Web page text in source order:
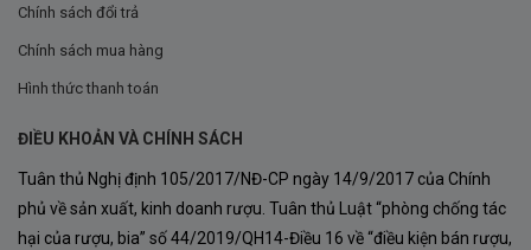
Cuối cùng, rượu được
Kết quả là chai vang tinh khiết, cân bằng và sống
động, mang trọn tinh hoa của vùng Marlborough và dấu
ấn riêng của thương hiệu Sileni.
Chính sách đổi trả
Chính sách mua hàng
Hình thức thanh toán
ĐIỀU KHOẢN VÀ CHÍNH SÁCH
Tuân thủ Nghị định 105/2017/NĐ-CP ngày 14/9/2017 của Chính
phủ về sản xuất, kinh doanh rượu. Tuân thủ Luật “phòng chống tác
hại của rượu, bia” số 44/2019/QH14-Điều 16 về “điều kiện bán rượu,